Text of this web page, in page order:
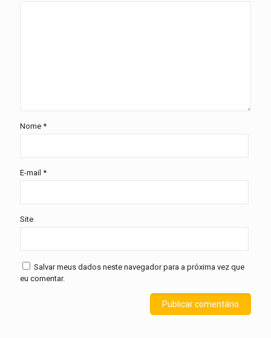
Nome *
E-mail *
Site
Salvar meus dados neste navegador para a próxima vez que
eu comentar.